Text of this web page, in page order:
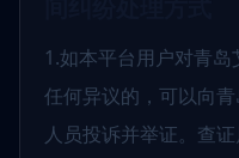
1.如本平台用户对青
任何异议的，可以向
人员投诉并举证。查